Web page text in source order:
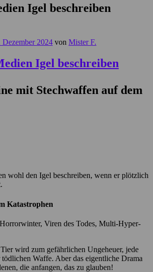
Igel beschreiben
Dezember 2024 von Mister F.
mit Stechwaffen auf dem
wohl den Igel beschreiben, wenn er plötzlich
Katastrophen
Horrorwinter, Viren des Todes, Multi-Hyper-
wird zum gefährlichen Ungeheuer, jede
Waffe. Aber das eigentliche Drama
die anfangen, das zu glauben!